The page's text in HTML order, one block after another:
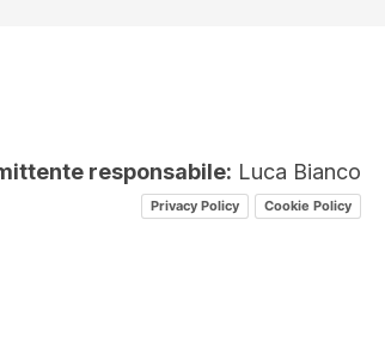
responsabile: Luca Bianco
Privacy Policy Cookie Policy